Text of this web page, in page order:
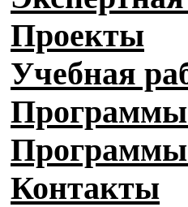
Проекты
Учебная
Программы
Программы
Контакты